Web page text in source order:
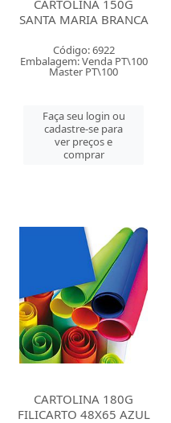
CARTOLINA 150G
SANTA MARIA BRANCA
Código: 6922
Embalagem: Venda PT\100
Master PT\100
Faça seu login ou
cadastre-se para
ver preços e
comprar
CARTOLINA 180G
FILICARTO 48X65 AZUL